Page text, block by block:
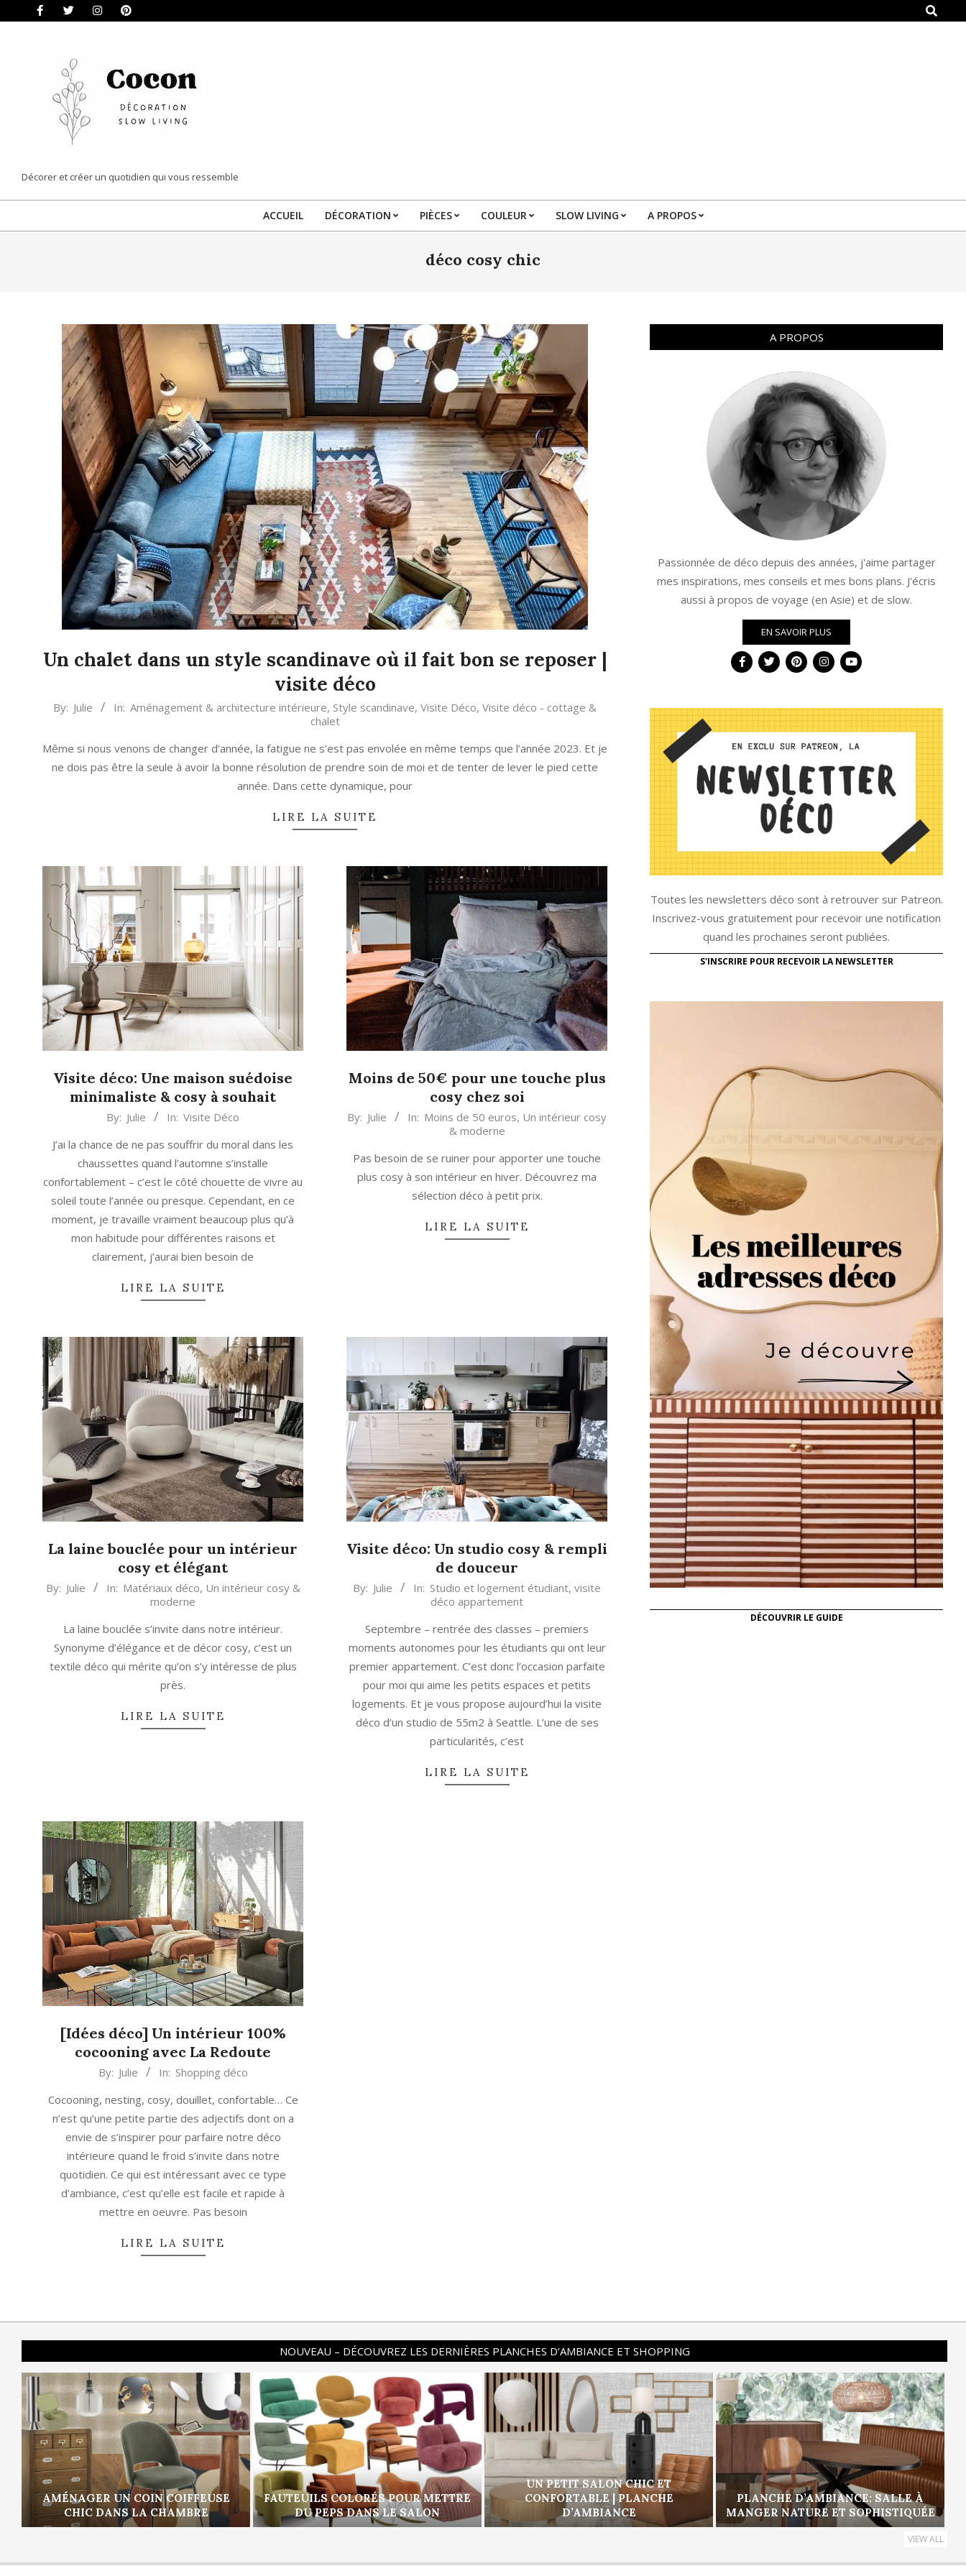
Search
COCON
|
DÉCORATION
Décorer et créer un quotidien qui vous ressemble
Primary
Menu
ACCUEIL DÉCORATION PIÈCES COULEUR SLOW LIVING A PROPOS
déco cosy chic
Un chalet dans un style scandinave où il fait bon se reposer |
visite déco
2024-
03
By: Julie In: Aménagement & architecture intérieure, Style scandinave, Visite Déco, Visite déco - cottage &
chalet
Même si nous venons de changer d’année, la fatigue ne s’est pas envolée en même temps que l’année 2023. Et je
ne dois pas être la seule à avoir la bonne résolution de prendre soin de moi et de tenter de lever le pied cette
année. Dans cette dynamique, pour
LIRE LA SUITE
Visite déco: Une maison suédoise
minimaliste & cosy à souhait
15
By: Julie In: Visite Déco
J’ai la chance de ne pas souffrir du moral dans les
chaussettes quand l’automne s’installe
confortablement – c’est le côté chouette de vivre au
soleil toute l’année ou presque. Cependant, en ce
moment, je travaille vraiment beaucoup plus qu’à
mon habitude pour différentes raisons et
clairement, j’aurai bien besoin de
LIRE LA SUITE
Moins de 50€ pour une touche plus
cosy chez soi
2023-
20
By: Julie In: Moins de 50 euros, Un intérieur cosy
& moderne
Pas besoin de se ruiner pour apporter une touche
plus cosy à son intérieur en hiver. Découvrez ma
sélection déco à petit prix.
LIRE LA SUITE
La laine bouclée pour un intérieur
cosy et élégant
2023-
By: Julie In: Matériaux déco, Un intérieur cosy &
moderne
La laine bouclée s’invite dans notre intérieur.
Synonyme d’élégance et de décor cosy, c’est un
textile déco qui mérite qu’on s’y intéresse de plus
près.
LIRE LA SUITE
Visite déco: Un studio cosy & rempli
de douceur
2023-
By: Julie In: Studio et logement étudiant, visite
déco appartement
Septembre – rentrée des classes – premiers
moments autonomes pour les étudiants qui ont leur
premier appartement. C’est donc l’occasion parfaite
pour moi qui aime les petits espaces et petits
logements. Et je vous propose aujourd’hui la visite
déco d’un studio de 55m2 à Seattle. L’une de ses
particularités, c’est
LIRE LA SUITE
[Idées déco] Un intérieur 100%
cocooning avec La Redoute
09
By: Julie In: Shopping déco
Cocooning, nesting, cosy, douillet, confortable… Ce
n’est qu’une petite partie des adjectifs dont on a
envie de s’inspirer pour parfaire notre déco
intérieure quand le froid s’invite dans notre
quotidien. Ce qui est intéressant avec ce type
d’ambiance, c’est qu’elle est facile et rapide à
mettre en oeuvre. Pas besoin
LIRE LA SUITE
A PROPOS
Passionnée de déco depuis des années, j'aime partager
mes inspirations, mes conseils et mes bons plans. J'écris
aussi à propos de voyage (en Asie) et de slow.
EN SAVOIR PLUS
Toutes les newsletters déco sont à retrouver sur Patreon.
Inscrivez-vous gratuitement pour recevoir une notification
quand les prochaines seront publiées.
S'INSCRIRE POUR RECEVOIR LA NEWSLETTER
DÉCOUVRIR LE GUIDE
NOUVEAU – DÉCOUVREZ LES DERNIÈRES PLANCHES D’AMBIANCE ET SHOPPING
AMÉNAGER UN COIN COIFFEUSE
CHIC DANS LA CHAMBRE
FAUTEUILS COLORÉS POUR METTRE
DU PEPS DANS LE SALON
UN PETIT SALON CHIC ET
CONFORTABLE | PLANCHE
D’AMBIANCE
PLANCHE D’AMBIANCE: SALLE À
MANGER NATURE ET SOPHISTIQUÉE
VIEW ALL